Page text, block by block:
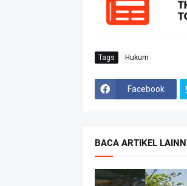
Tags Hukum
Facebook
BACA ARTIKEL